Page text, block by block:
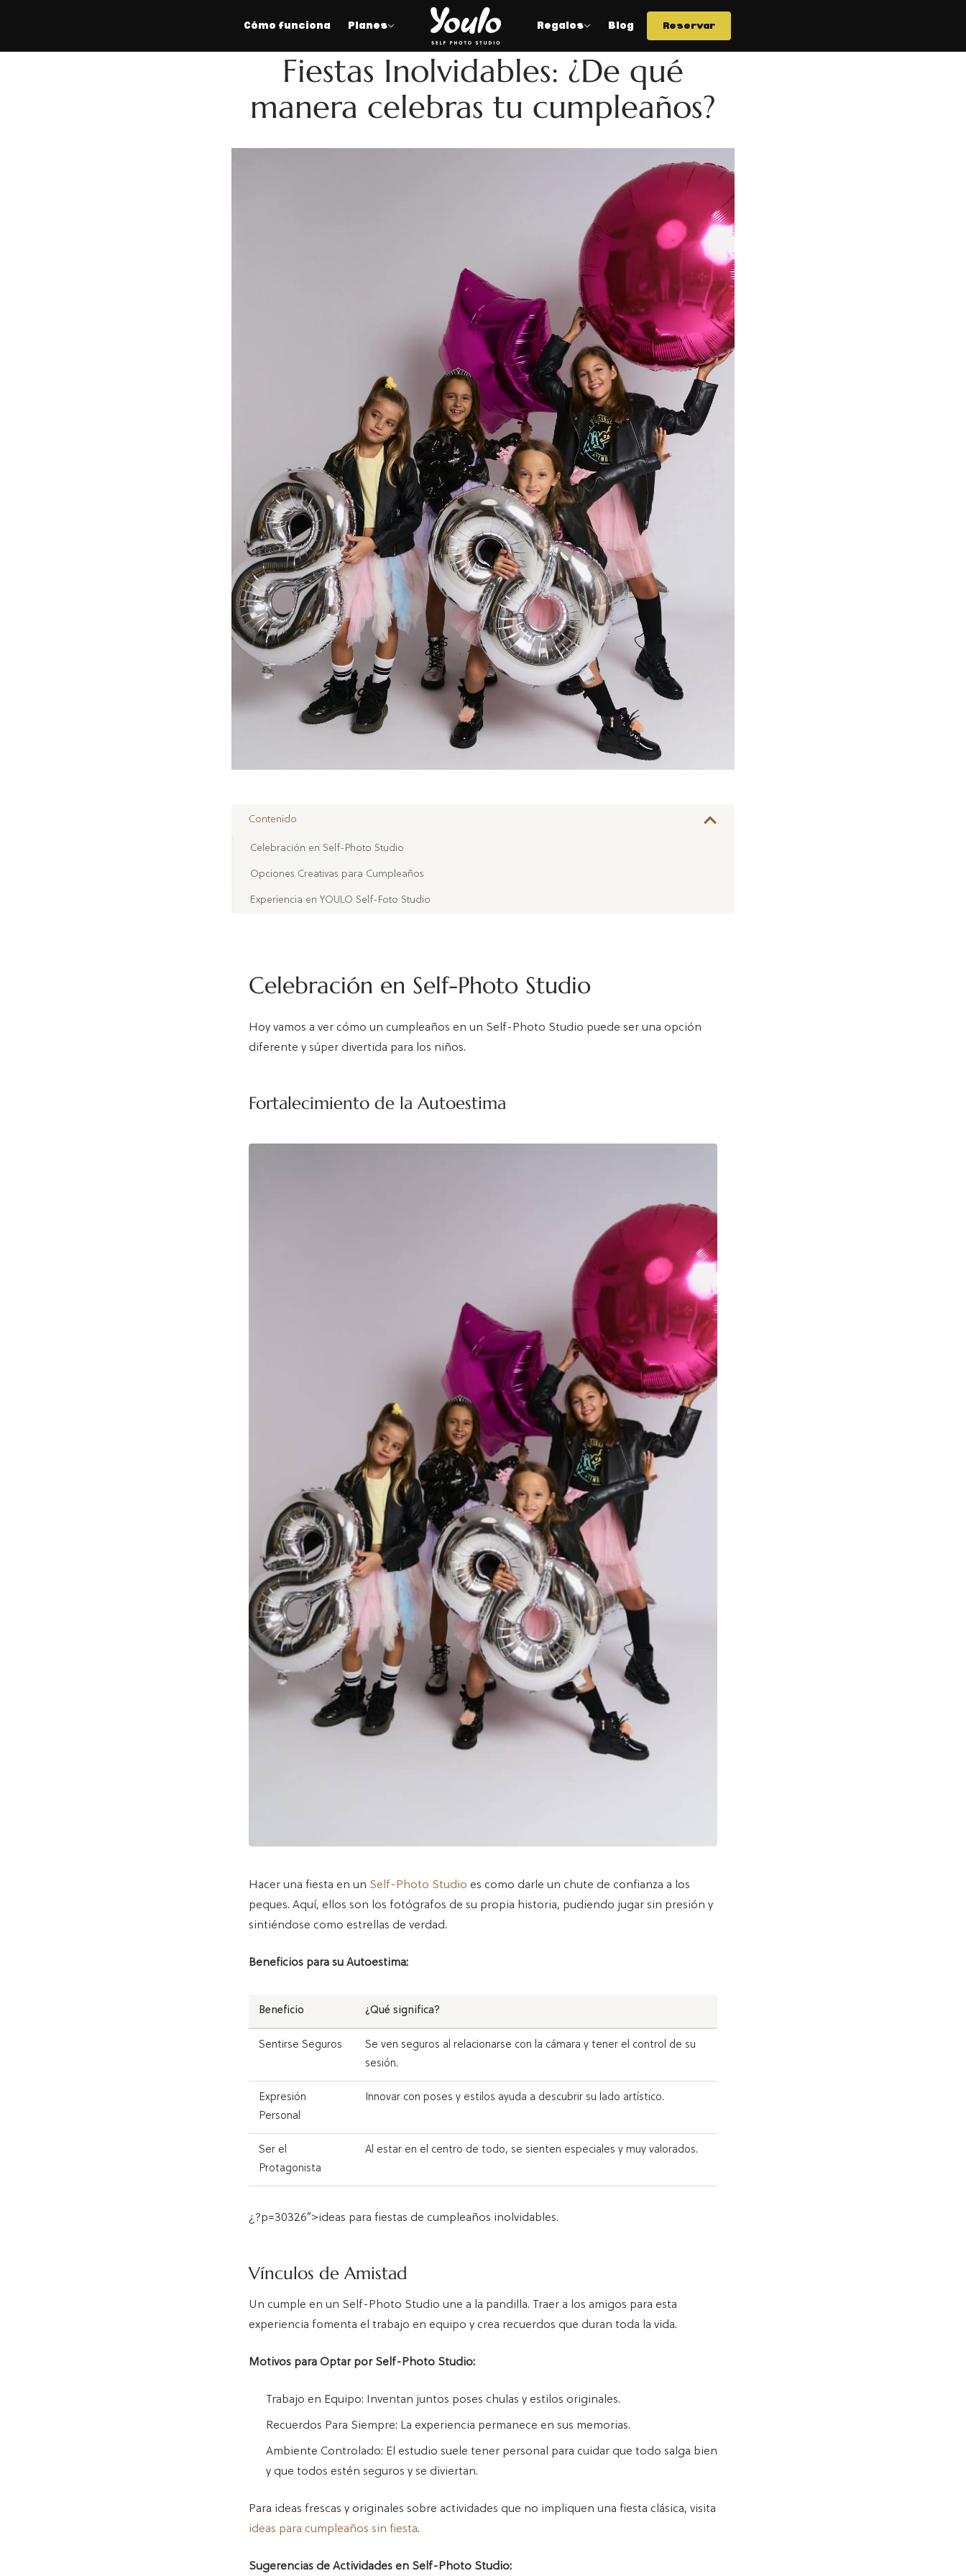
Cómo funciona Planes Regalos Blog Reservar
CUMPLEAÑOS
Fiestas Inolvidables: ¿De qué
manera celebras tu cumpleaños?
Contenido
Celebración en Self-Photo Studio
Opciones Creativas para Cumpleaños
Experiencia en YOULO Self-Foto Studio
Celebración en Self-Photo Studio
Hoy vamos a ver cómo un cumpleaños en un Self-Photo Studio puede ser una opción
diferente y súper divertida para los niños.
Fortalecimiento de la Autoestima
Hacer una fiesta en un Self-Photo Studio es como darle un chute de confianza a los
peques. Aquí, ellos son los fotógrafos de su propia historia, pudiendo jugar sin presión y
sintiéndose como estrellas de verdad.
Beneficios para su Autoestima:
Beneficio ¿Qué significa?
Sentirse Seguros
Se ven seguros al relacionarse con la cámara y tener el control de su
sesión.
Expresión
Personal
Innovar con poses y estilos ayuda a descubrir su lado artístico.
Ser el
Protagonista
Al estar en el centro de todo, se sienten especiales y muy valorados.
¿?p=30326″>ideas para fiestas de cumpleaños inolvidables.
Vínculos de Amistad
Un cumple en un Self-Photo Studio une a la pandilla. Traer a los amigos para esta
experiencia fomenta el trabajo en equipo y crea recuerdos que duran toda la vida.
Motivos para Optar por Self-Photo Studio:
Trabajo en Equipo: Inventan juntos poses chulas y estilos originales.
Recuerdos Para Siempre: La experiencia permanece en sus memorias.
Ambiente Controlado: El estudio suele tener personal para cuidar que todo salga bien
y que todos estén seguros y se diviertan.
Para ideas frescas y originales sobre actividades que no impliquen una fiesta clásica, visita
ideas para cumpleaños sin fiesta.
Sugerencias de Actividades en Self-Photo Studio: